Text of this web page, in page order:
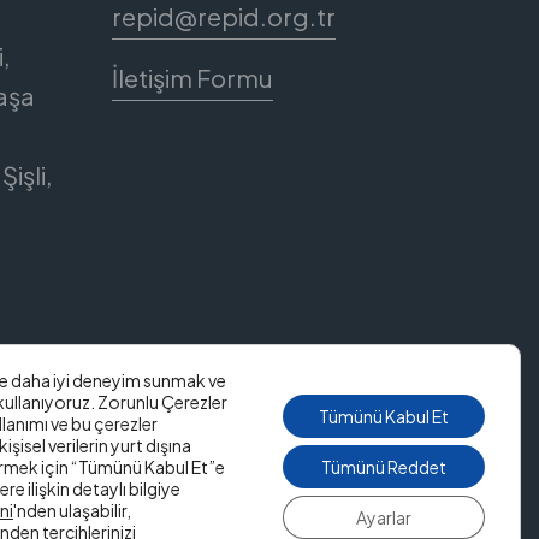
repid@repid.org.tr
İletişim Formu
daha iyi deneyim sunmak ve
Zorunlu Çerezler
ve bu çerezler
verilerin yurt dışına
için “Tümünü Kabul Et”e
ilişkin detaylı bilgiye
'nden ulaşabilir,
tercihlerinizi
Tümünü Kabul Et
Tümünü Reddet
Ayarlar